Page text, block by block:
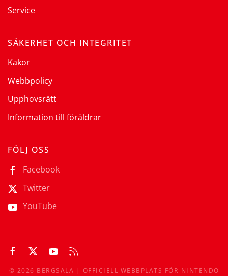
Service
SÄKERHET OCH INTEGRITET
Kakor
Webbpolicy
Upphovsrätt
Information till föräldrar
FÖLJ OSS
Facebook
Twitter
YouTube
© 2026 BERGSALA | OFFICIELL WEBBPLATS FÖR NINTENDO